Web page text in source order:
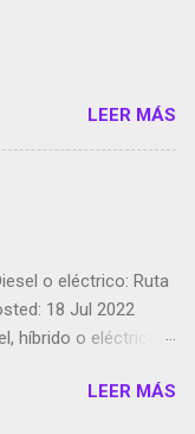
de alquiler
Llegando Partimos
y su importancia...
LEER MÁS
o eléctrico: Ruta
18 Jul 2022
híbrido o eléctrico:
LEER MÁS